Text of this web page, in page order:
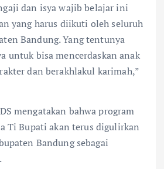
dan isya wajib belajar ini
yang harus diikuti oleh seluruh
Bandung. Yang tentunya
untuk bisa mencerdaskan anak
dan berakhlakul karimah,”
mengatakan bahwa program
Ti Bupati akan terus digulirkan
Bandung sebagai